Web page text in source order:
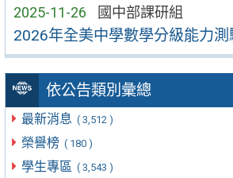
2025-11-26 國中部課研組
2026年全美中學數學分級能力測
依公告類別彙總
最新消息 ( 3,512 )
榮譽榜 ( 180 )
學生專區 ( 3,543 )